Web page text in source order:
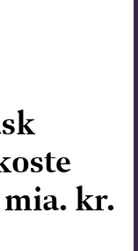
kr.